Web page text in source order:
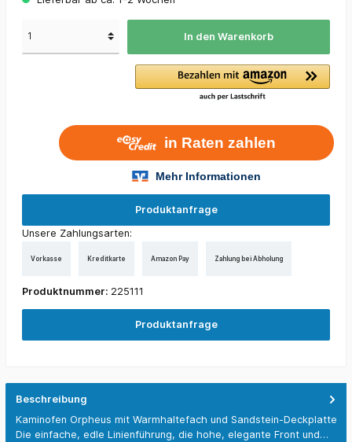
In den Warenkorb
Produktanfrage
Unsere Zahlungsarten:
Vorkasse Kreditkarte Amazon Pay Zahlung bei Abholung
Produktnummer: 225111
Produktanfrage
Beschreibung
Kaminofen Orpheus mit Warmhaltefach und Sandstein-Deckplatte
Die einfache, edle Linienführung, die hohe, elegante Front und…